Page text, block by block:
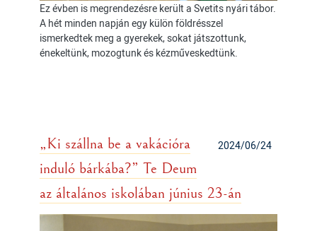
Ez évben is megrendezésre került a Svetits nyári tábor.
A hét minden napján egy külön földrésszel
ismerkedtek meg a gyerekek, sokat játszottunk,
énekeltünk, mozogtunk és kézműveskedtünk.
2024/06/24
„Ki szállna be a vakációra
induló bárkába?” Te Deum
az általános iskolában június 23-án